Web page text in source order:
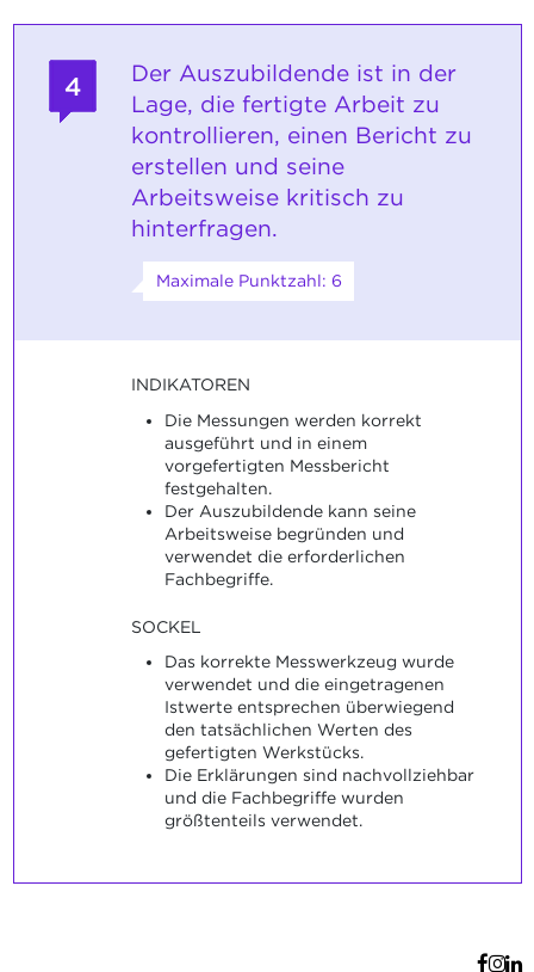
4
Der Auszubildende ist in der
Lage, die fertigte Arbeit zu
kontrollieren, einen Bericht zu
erstellen und seine
Arbeitsweise kritisch zu
hinterfragen.
Maximale Punktzahl: 6
INDIKATOREN
Die Messungen werden korrekt
ausgeführt und in einem
vorgefertigten Messbericht
festgehalten.
Der Auszubildende kann seine
Arbeitsweise begründen und
verwendet die erforderlichen
Fachbegriffe.
SOCKEL
Das korrekte Messwerkzeug wurde
verwendet und die eingetragenen
Istwerte entsprechen überwiegend
den tatsächlichen Werten des
gefertigten Werkstücks.
Die Erklärungen sind nachvollziehbar
und die Fachbegriffe wurden
größtenteils verwendet.